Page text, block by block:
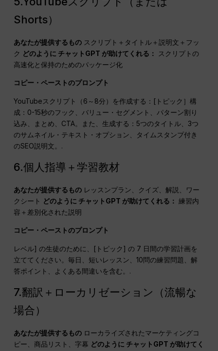
Shorts）
あなたが提供するもの スクリプト＋タイトル＋説明文＋フッ
ク どのように チャットGPT が助けてくれる：
スクリプトの
高速化と保持のためのパッケージ化
コピー・ペーストのプロンプト
YouTubeスクリプト（6～8分）を作成する：[トピック］構
成：0-15秒のフック、バリュー・セグメント、パターン割り
込み、まとめ、CTA。また、生成する：5つのタイトル、3つ
のサムネイル・テキスト・オプション、タイムスタンプ付き
のSEO説明文。.
6.個人指導＋学習教材
あなたが提供するもの レッスンプラン、クイズ、解説、ワー
クシート どのように チャットGPT が助けてくれる： 練習内
容＋差別化された説明
コピー・ペーストのプロンプト
レベル] の生徒のために、[トピック] の 7 日間の学習計画を
立ててください。毎日、短いレッスン、10問の練習問題、解
答ポイント、よくある間違いを含む。.
7.翻訳＋ローカリゼーション（流暢な
場合）
あなたが提供するもの ローカライズされたマーケティングコ
ピー、商品リスト、字幕 どのように チャットGPT が助けてく